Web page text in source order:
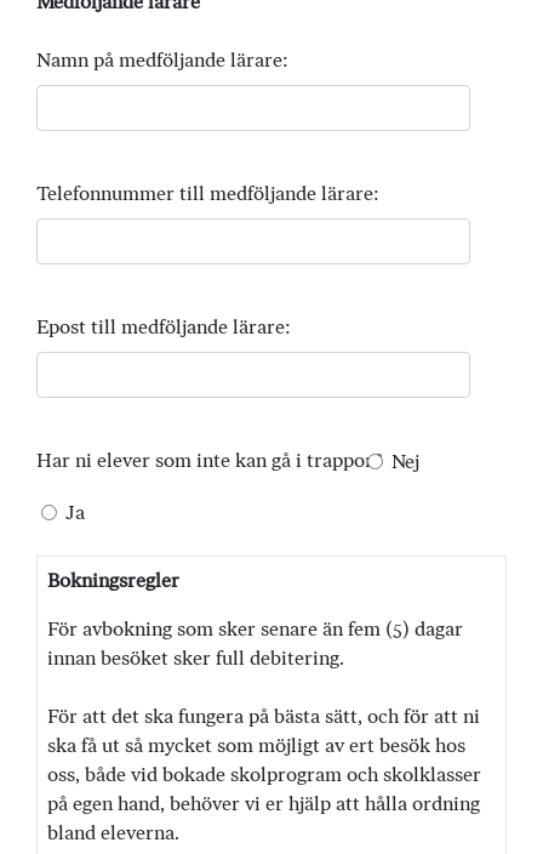
Namn på medföljande lärare:
Telefonnummer till medföljande lärare:
Epost till medföljande lärare:
Har ni elever som inte kan gå i trappor? Nej
Ja
Bokningsregler
För avbokning som sker senare än fem (5) dagar
innan besöket sker full debitering.
För att det ska fungera på bästa sätt, och för att ni
ska få ut så mycket som möjligt av ert besök hos
oss, både vid bokade skolprogram och skolklasser
på egen hand, behöver vi er hjälp att hålla ordning
bland eleverna.